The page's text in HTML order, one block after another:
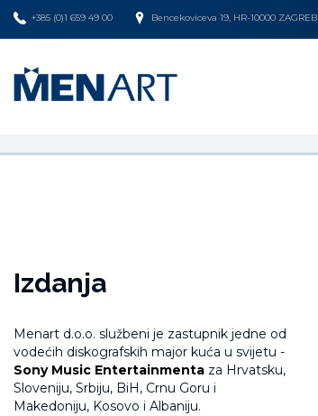
+385 (0)1 659 49 00 Bencekoviceva 19, HR-10000 ZAGREB
Izdanja
Menart d.o.o. službeni je zastupnik jedne od
vodećih diskografskih major kuća u svijetu -
Sony Music Entertainmenta za Hrvatsku,
Sloveniju, Srbiju, BiH, Crnu Goru i
Makedoniju, Kosovo i Albaniju.